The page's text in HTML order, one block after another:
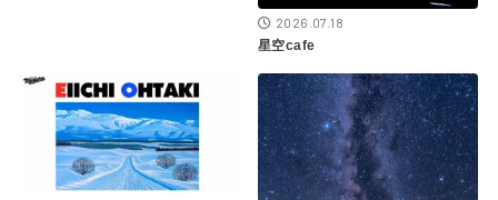
2026.07.18
星空cafe